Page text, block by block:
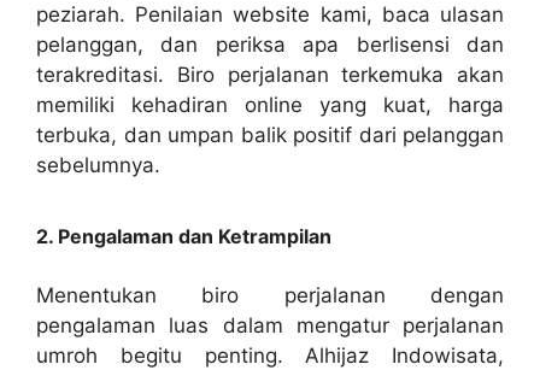
peziarah. Penilaian website kami, baca ulasan
pelanggan, dan periksa apa berlisensi dan
terakreditasi. Biro perjalanan terkemuka akan
memiliki kehadiran online yang kuat, harga
terbuka, dan umpan balik positif dari pelanggan
sebelumnya.
2. Pengalaman dan Ketrampilan
Menentukan biro perjalanan dengan
pengalaman luas dalam mengatur perjalanan
umroh begitu penting. Alhijaz Indowisata,